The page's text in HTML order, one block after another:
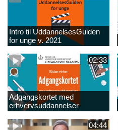
Intro til UddannelsesGuiden
for unge v. 2021
02:33
Adgangskortet med
erhvervsuddannelser
04:44